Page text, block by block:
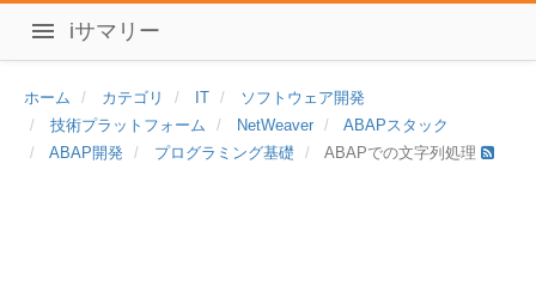
iサマリー
ホーム カテゴリ IT
ソフトウェア開発
技術プラットフォーム
NetWeaver
ABAPスタック
ABAP開発
プログラミング基礎 ABAPでの文字列処理